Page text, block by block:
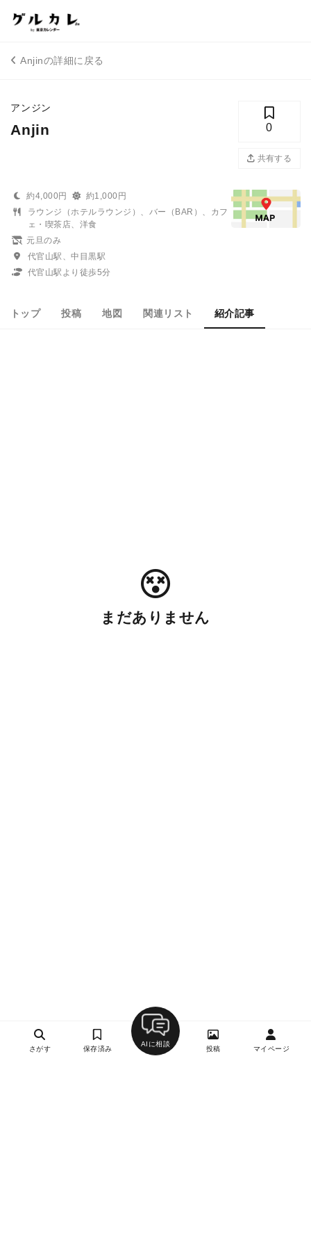
Anjinの詳細に戻る
アンジン
Anjin 0
共有する
約4,000円
約1,000円
ラウンジ（ホテルラウンジ）、バー（BAR）、カフ
ェ・喫茶店、洋食
元旦のみ
代官山駅、中目黒駅
代官山駅より徒歩5分
トップ 投稿 地図 関連リスト 紹介記事
まだありません
さがす 保存済み
AIに相談
投稿 マイページ